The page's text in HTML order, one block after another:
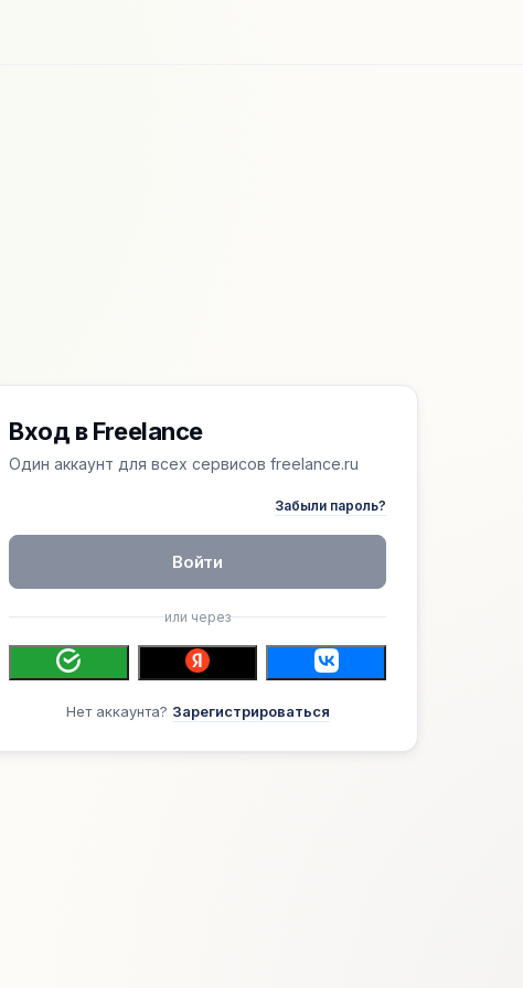
Вход в Freelance
Один аккаунт для всех сервисов freelance.ru
Забыли пароль?
Войти
или через
Нет аккаунта? Зарегистрироваться